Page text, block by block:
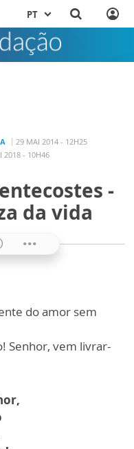
PT
29 MAI 2014 - 12H25
2018 - 10H46
-
da vida
do amor sem
Senhor, vem livrar-